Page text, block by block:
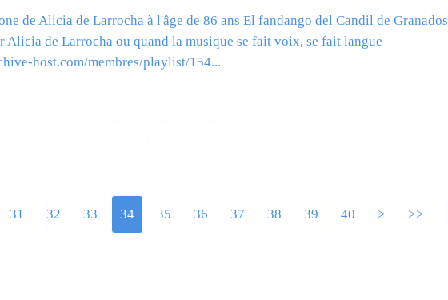
de Alicia de Larrocha à l'âge de 86 ans El fandango del Candil de Granados
Alicia de Larrocha ou quand la musique se fait voix, se fait langue
host.com/membres/playlist/154...
31 32 33 34 35 36 37 38 39 40 > >>